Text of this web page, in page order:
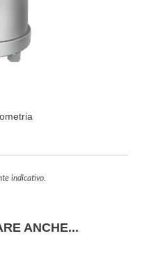
indicativo.
ANCHE...